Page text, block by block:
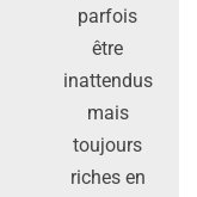
parfois
être
inattendus
mais
toujours
riches en